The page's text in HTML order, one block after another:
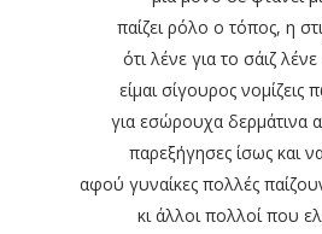
παίζει ρόλο ο τόπος, η
ότι λένε για το σάιζ
είμαι σίγουρος νομίζεις
για εσώρουχα δερμάτινα
παρεξήγησες ίσως και
αφού γυναίκες πολλές
κι άλλοι πολλοί που